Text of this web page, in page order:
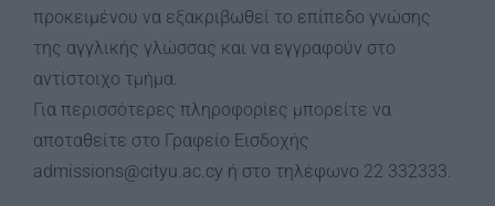
προκειμένου να εξακριβωθεί το επίπεδο γνώσης
της αγγλικής γλώσσας και να εγγραφούν στο
αντίστοιχο τμήμα.
Για περισσότερες πληροφορίες μπορείτε να
αποταθείτε στο Γραφείο Εισδοχής
admissions@cityu.ac.cy ή στο τηλέφωνο 22 332333.